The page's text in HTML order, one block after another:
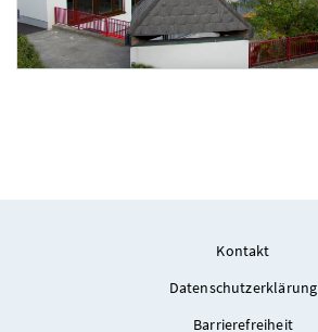
Kontakt
Datenschutzerklärung
Barrierefreiheit